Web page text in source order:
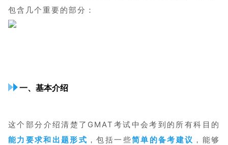
包含几个重要的部分：
一、基本介绍
这个部分介绍清楚了GMAT考试中会考到的所有科目的
能力要求和出题形式 ，包括一些简单的备考建议 ，能够